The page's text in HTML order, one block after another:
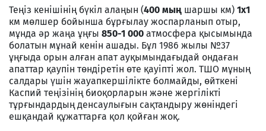
Теңіз кенішінің бүкіл алаңын (400 мың шаршы км) 1х1
км мөлшер бойынша бұрғылау жоспарланып отыр,
мұнда әр жаңа ұңғы 850-1 000 атмосфера қысымында
болатын мұнай кенін ашады. Бұл 1986 жылы №37
ұңғыда орын алған апат ауқымындағыдай ондаған
апаттар қаупін төндіретін өте қауіпті жол. ТШО мұның
салдары үшін жауапкершілікте болмайды, өйткені
Каспий теңізінің биоқорларын және жергілікті
тұрғындардың денсаулығын сақтандыру жөніндегі
ешқандай құжаттарға қол қойған жоқ.